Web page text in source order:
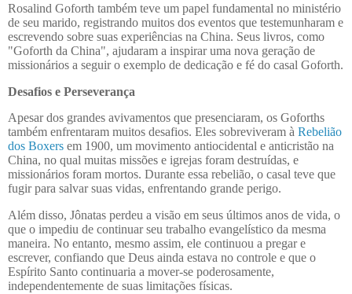
Rosalind Goforth também teve um papel fundamental no ministério
de seu marido, registrando muitos dos eventos que testemunharam e
escrevendo sobre suas experiências na China. Seus livros, como
"Goforth da China", ajudaram a inspirar uma nova geração de
missionários a seguir o exemplo de dedicação e fé do casal Goforth.
Desafios e Perseverança
Apesar dos grandes avivamentos que presenciaram, os Goforths
também enfrentaram muitos desafios. Eles sobreviveram à Rebelião
dos Boxers em 1900, um movimento antiocidental e anticristão na
China, no qual muitas missões e igrejas foram destruídas, e
missionários foram mortos. Durante essa rebelião, o casal teve que
fugir para salvar suas vidas, enfrentando grande perigo.
Além disso, Jônatas perdeu a visão em seus últimos anos de vida, o
que o impediu de continuar seu trabalho evangelístico da mesma
maneira. No entanto, mesmo assim, ele continuou a pregar e
escrever, confiando que Deus ainda estava no controle e que o
Espírito Santo continuaria a mover-se poderosamente,
independentemente de suas limitações físicas.